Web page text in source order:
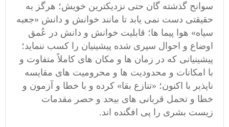
سوانح گذشته گان حتی نزدیکترین خویش؛ هرگز به
حقیقتی دست نمی یابد تا مانند خوانش و دانش «جعبه
سیاه» هوا پیما ها؛ قابلیت خوانش و دانش در عُمق
اوضاع و احوال سپری شده پیشینیان را کسب ننماید؛
پیشینیانی که در زمان ها و مکان های کاملاً متفاوت و
با امکانات و محدودیت ها و محرومیت های مقایسه
ناپذیر با اکنون؛ «تنازع بقا» کرده و با خطا و آزمون و
خطا و تحمل قربانی های بیحد و حصر مقدمات
زیست بشری را پی افگنده اند.